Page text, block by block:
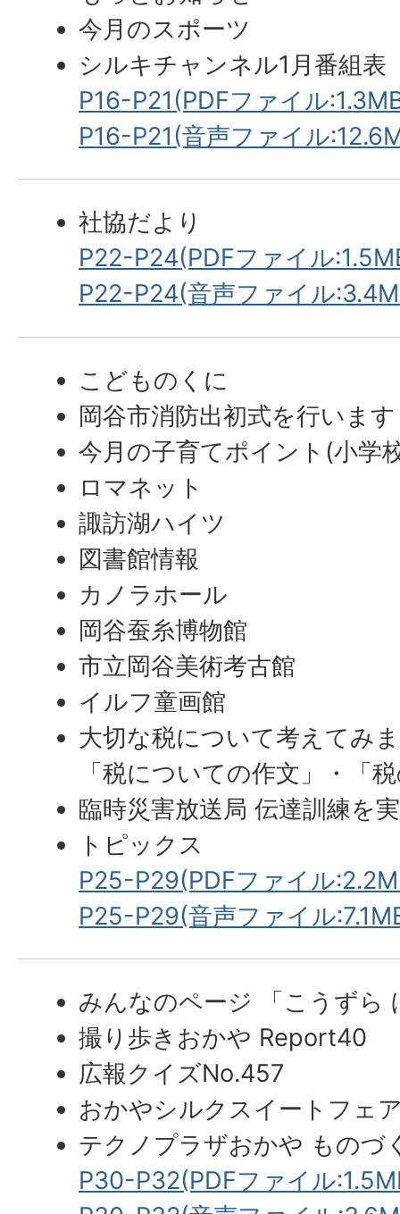
今月のスポーツ
シルキチャンネル1月番組表
P16-P21(PDFファイル
P16-P21(音声ファイル
社協だより
P22-P24(PDFファイル
P22-P24(音声ファイル
こどものくに
岡谷市消防出初式を行います
今月の子育てポイント(小学
ロマネット
諏訪湖ハイツ
図書館情報
カノラホール
岡谷蚕糸博物館
市立岡谷美術考古館
イルフ童画館
大切な税について考えてみ
「税についての作文」・「
臨時災害放送局 伝達訓練を
トピックス
P25-P29(PDFファイル
P25-P29(音声ファイル
みんなのページ 「こうずら
撮り歩きおかや Report40
広報クイズNo.457
おかやシルクスイートフェ
テクノプラザおかや ものづ
P30-P32(PDFファイル